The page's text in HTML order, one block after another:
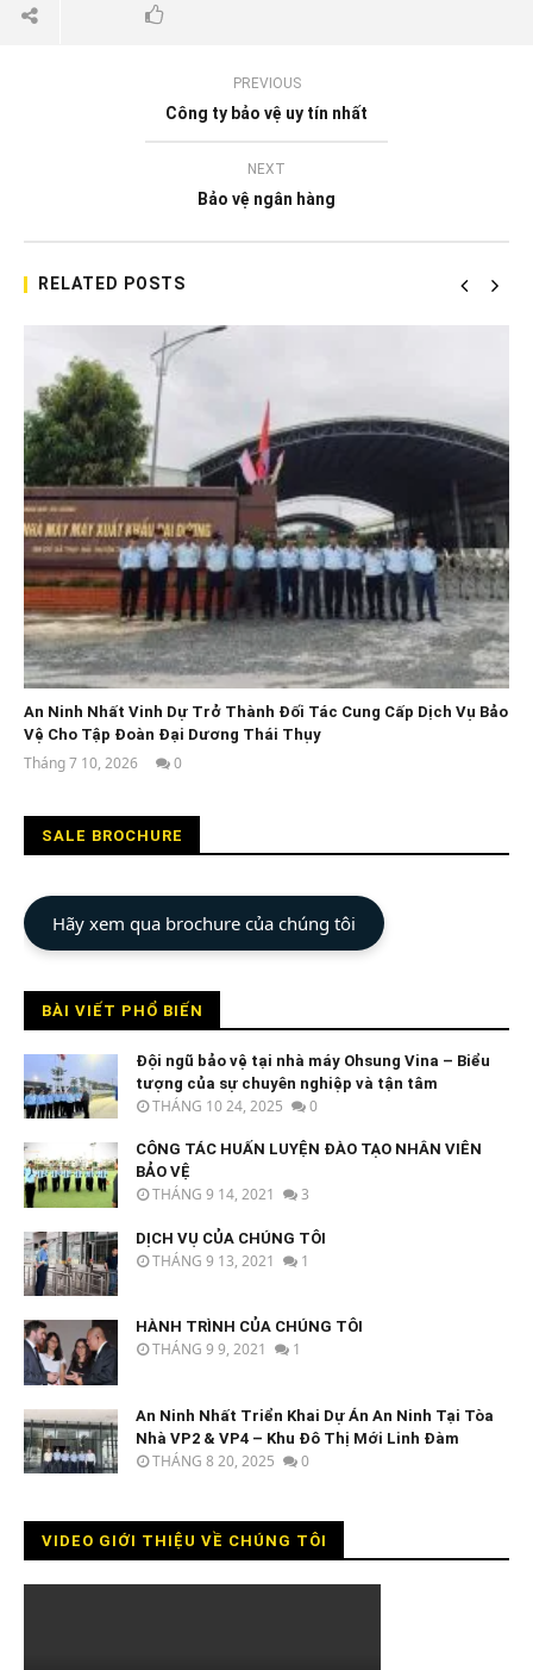
PREVIOUS
Công ty bảo vệ uy tín nhất
NEXT
Bảo vệ ngân hàng
RELATED POSTS
An Ninh Nhất Vinh Dự Trở Thành Đối Tác Cung Cấp Dịch Vụ Bảo
Vệ Cho Tập Đoàn Đại Dương Thái Thụy
Tháng 7 10, 2026
Nhất
0
SALE BROCHURE
Hãy xem qua brochure của chúng tôi
BÀI VIẾT PHỔ BIẾN
Đội ngũ bảo vệ tại nhà máy Ohsung Vina – Biểu
tượng của sự chuyên nghiệp và tận tâm
THÁNG 10 24, 2025 0
CÔNG TÁC HUẤN LUYỆN ĐÀO TẠO NHÂN VIÊN
BẢO VỆ
THÁNG 9 14, 2021 3
DỊCH VỤ CỦA CHÚNG TÔI
THÁNG 9 13, 2021 1
HÀNH TRÌNH CỦA CHÚNG TÔI
THÁNG 9 9, 2021 1
An Ninh Nhất Triển Khai Dự Án An Ninh Tại Tòa
Nhà VP2 & VP4 – Khu Đô Thị Mới Linh Đàm
THÁNG 8 20, 2025 0
VIDEO GIỚI THIỆU VỀ CHÚNG TÔI